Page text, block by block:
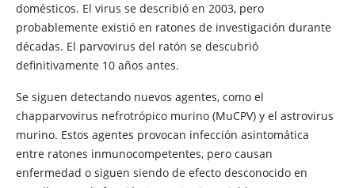
domésticos. El virus se describió en 2003, pero
probablemente existió en ratones de investigación durante
décadas. El parvovirus del ratón se descubrió
definitivamente 10 años antes.
Se siguen detectando nuevos agentes, como el
chapparvovirus nefrotrópico murino (MuCPV) y el astrovirus
murino. Estos agentes provocan infección asintomática
entre ratones inmunocompetentes, pero causan
enfermedad o siguen siendo de efecto desconocido en